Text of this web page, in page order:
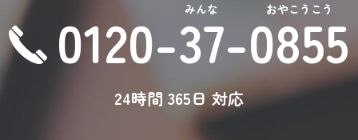
みんな おやこうこう
0120-37-0855
24時間 365日 対応